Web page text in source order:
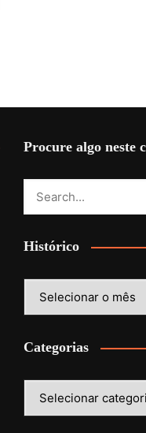
Procure algo neste
Histórico
Categorias